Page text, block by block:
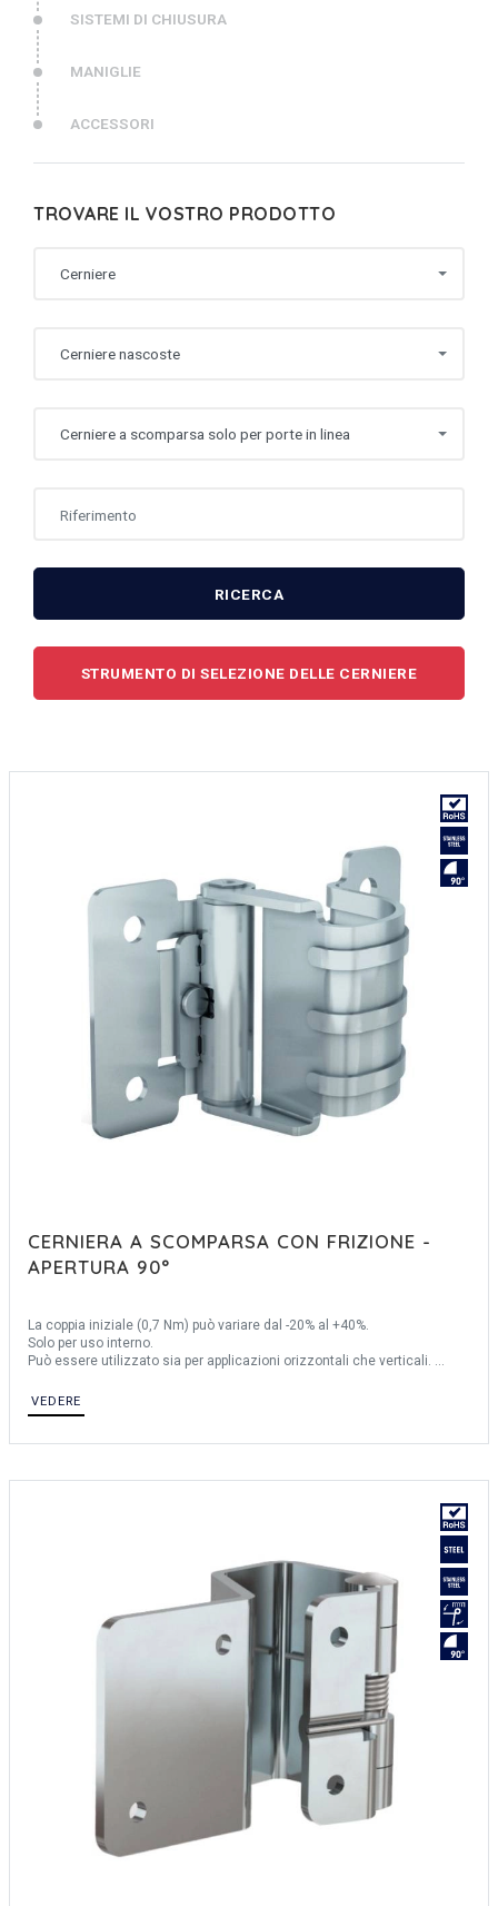
SISTEMI DI CHIUSURA
MANIGLIE
ACCESSORI
TROVARE IL VOSTRO PRODOTTO
Cerniere
Cerniere nascoste
Cerniere a scomparsa solo per porte in linea
RICERCA
STRUMENTO DI SELEZIONE DELLE CERNIERE
CERNIERA A SCOMPARSA CON FRIZIONE -
APERTURA 90°
La coppia iniziale (0,7 Nm) può variare dal -20% al +40%.
Solo per uso interno.
Può essere utilizzato sia per applicazioni orizzontali che verticali.
Perno: acciaio inossidabile 303.
Prodotto principalmente in acciaio inossidabile, per una descrizione
VEDERE